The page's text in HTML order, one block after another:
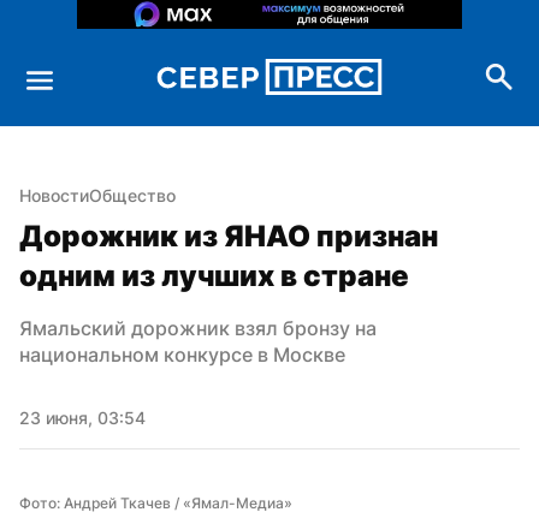
НовостиОбщество
Дорожник из ЯНАО признан
одним из лучших в стране
Ямальский дорожник взял бронзу на
национальном конкурсе в Москве
23 июня, 03:54
Фото: Андрей Ткачев / «Ямал-Медиа»